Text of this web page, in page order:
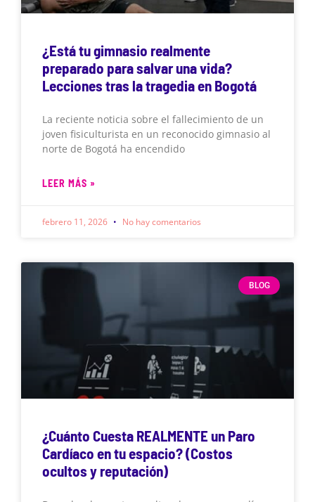
¿Está tu gimnasio realmente
preparado para salvar una vida?
Lecciones tras la tragedia en Bogotá
La reciente noticia sobre el fallecimiento de un
joven fisiculturista en un reconocido gimnasio al
norte de Bogotá ha encendido
LEER MÁS »
febrero 11, 2026 No hay comentarios
BLOG
¿Cuánto Cuesta REALMENTE un Paro
Cardíaco en tu espacio? (Costos
ocultos y reputación)